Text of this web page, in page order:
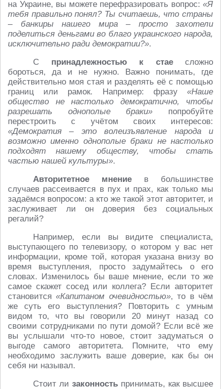
на Украине, вы можете перефразировать вопрос: «Я
тебя правильно понял? Ты считаешь, что страны
– банкиры нашего мира – просто захотели
поделиться деньгами во благо украинского народа,
исключительно ради демократии?».
С принадлежностью к стаесложно
бороться, да и не нужно. Важно понимать, где
действительно моя стая и разделять её с помощью
границ или рамок. Например: фразу «Наше
общество не настолько демократично, чтобы
разрешать однополые браки» попробуйте
перестроить с учётом своих интересов:
«Демократия – это волеизъявление народа и
возможно именно однополые браки не настолько
подходят нашему обществу, чтобы стать
частью нашей культуры».
Авторитетное мнение в большинстве
случаев рассеивается в пух и прах, как только мы
задаёмся вопросом: а кто же такой этот авторитет, и
заслуживает ли он доверия без социальных
регалий?
Например, если вы видите специалиста,
выступающего по телевизору, о котором у вас нет
информации, кроме той, которая указана внизу во
время выступления, просто задумайтесь о его
словах. Изменилось бы ваше мнение, если то же
самое скажет сосед или коллега? Если авторитет
становится«Капитаном очевидностью», то в чём
же суть его выступления? Повторить с умным
видом то, что вы говорили 20 минут назад со
своими сотрудниками по пути домой? Если всё же
вы услышали что-то новое, стоит задуматься о
выгоде самого авторитета. Помните, что ему
необходимо заслужить ваше доверие, как бы он
себя ни называл.
Стоит ли законность принимать, как высшее